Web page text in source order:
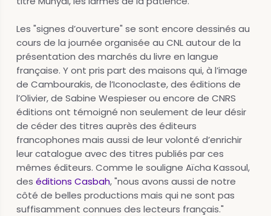
Les "signes d’ouverture" se sont encore dessinés au
cours de la journée organisée au CNL autour de la
présentation des marchés du livre en langue
française. Y ont pris part des maisons qui, à l’image
de Cambourakis, de l’Iconoclaste, des éditions de
l’Olivier, de Sabine Wespieser ou encore de CNRS
éditions ont témoigné non seulement de leur désir
de céder des titres auprès des éditeurs
francophones mais aussi de leur volonté d’enrichir
leur catalogue avec des titres publiés par ces
mêmes éditeurs. Comme le souligne Aïcha Kassoul,
des éditions Casbah, "nous avons aussi de notre
côté de belles productions mais qui ne sont pas
suffisamment connues des lecteurs français."